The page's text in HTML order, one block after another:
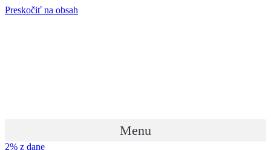
Preskočiť na obsah
Menu
2% z dane